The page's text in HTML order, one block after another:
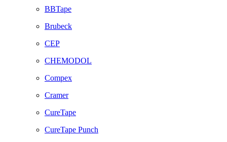
BBTape
Brubeck
CEP
CHEMODOL
Compex
Cramer
CureTape
CureTape Punch